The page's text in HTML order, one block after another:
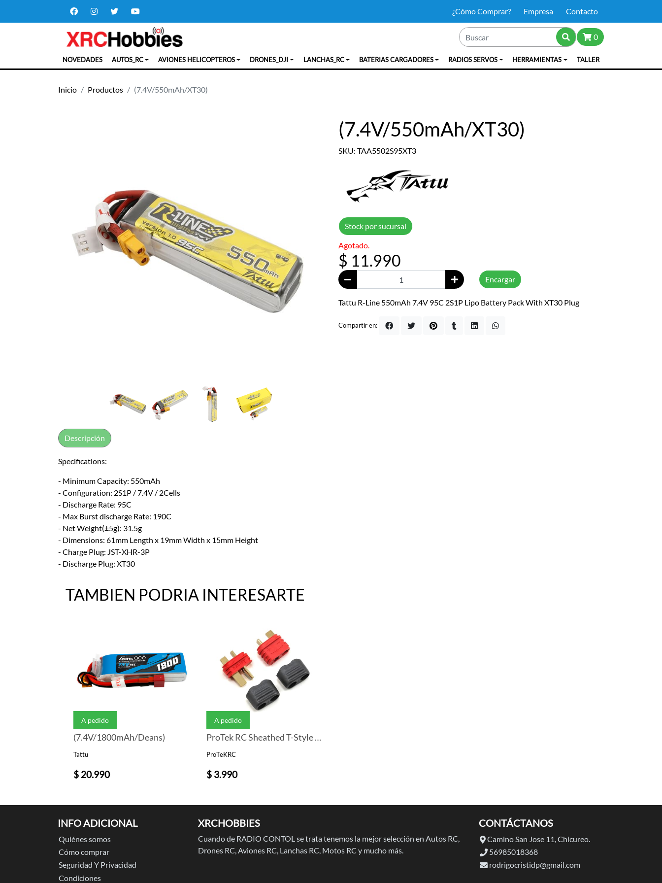
¿Cómo Comprar? Empresa Contacto
0
NOVEDADES AUTOS_RC AVIONES HELICOPTEROS DRONES_DJI LANCHAS_RC BATERIAS CARGADORES RADIOS SERVOS HERRAMIENTAS TALLER
Inicio Productos (7.4V/550mAh/XT30)
(7.4V/550mAh/XT30)
SKU: TAA5502S95XT3
Stock por sucursal
Agotado.
$ 11.990
Encargar
Tattu R-Line 550mAh 7.4V 95C 2S1P Lipo Battery Pack With XT30 Plug
Compartir en:
Specifications:
- Minimum Capacity: 550mAh
- Configuration: 2S1P / 7.4V / 2Cells
- Discharge Rate: 95C
- Max Burst discharge Rate: 190C
- Net Weight(±5g): 31.5g
- Dimensions: 61mm Length x 19mm Width x 15mm Height
- Charge Plug: JST-XHR-3P
- Discharge Plug: XT30
Descripción
TAMBIEN PODRIA INTERESARTE
A pedido
(7.4V/1800mAh/Deans)
Tattu
$ 20.990
A pedido
ProTek RC Sheathed T-Style Plug (1 Male/1 Female)
ProTeKRC
$ 3.990
INFO ADICIONAL
Quiénes somos
Cómo comprar
Seguridad Y Privacidad
Condiciones
XRCHOBBIES
Cuando de RADIO CONTOL se trata tenemos la mejor selección en Autos RC,
Drones RC, Aviones RC, Lanchas RC, Motos RC y mucho más.
CONTÁCTANOS
Camino San Jose 11, Chicureo.
56985018368
rodrigocristidp@gmail.com